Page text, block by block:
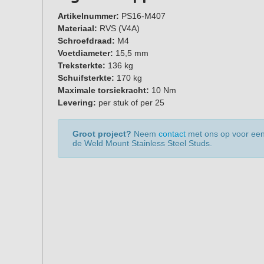
Artikelnummer: PS16-M407
Materiaal: RVS (V4A)
Schroefdraad: M4
Voetdiameter: 15,5 mm
Treksterkte: 136 kg
Schuifsterkte: 170 kg
Maximale torsiekracht: 10 Nm
Levering: per stuk of per 25
Groot project? Neem contact met ons op voor
de Weld Mount Stainless Steel Studs.